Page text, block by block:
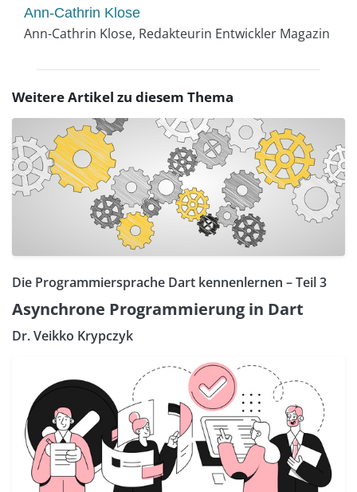
Ann-Cathrin Klose
Ann-Cathrin Klose, Redakteurin Entwickler Magazin
Weitere Artikel zu diesem Thema
Die Programmiersprache Dart kennenlernen – Teil 3
Asynchrone Programmierung in Dart
Dr. Veikko Krypczyk